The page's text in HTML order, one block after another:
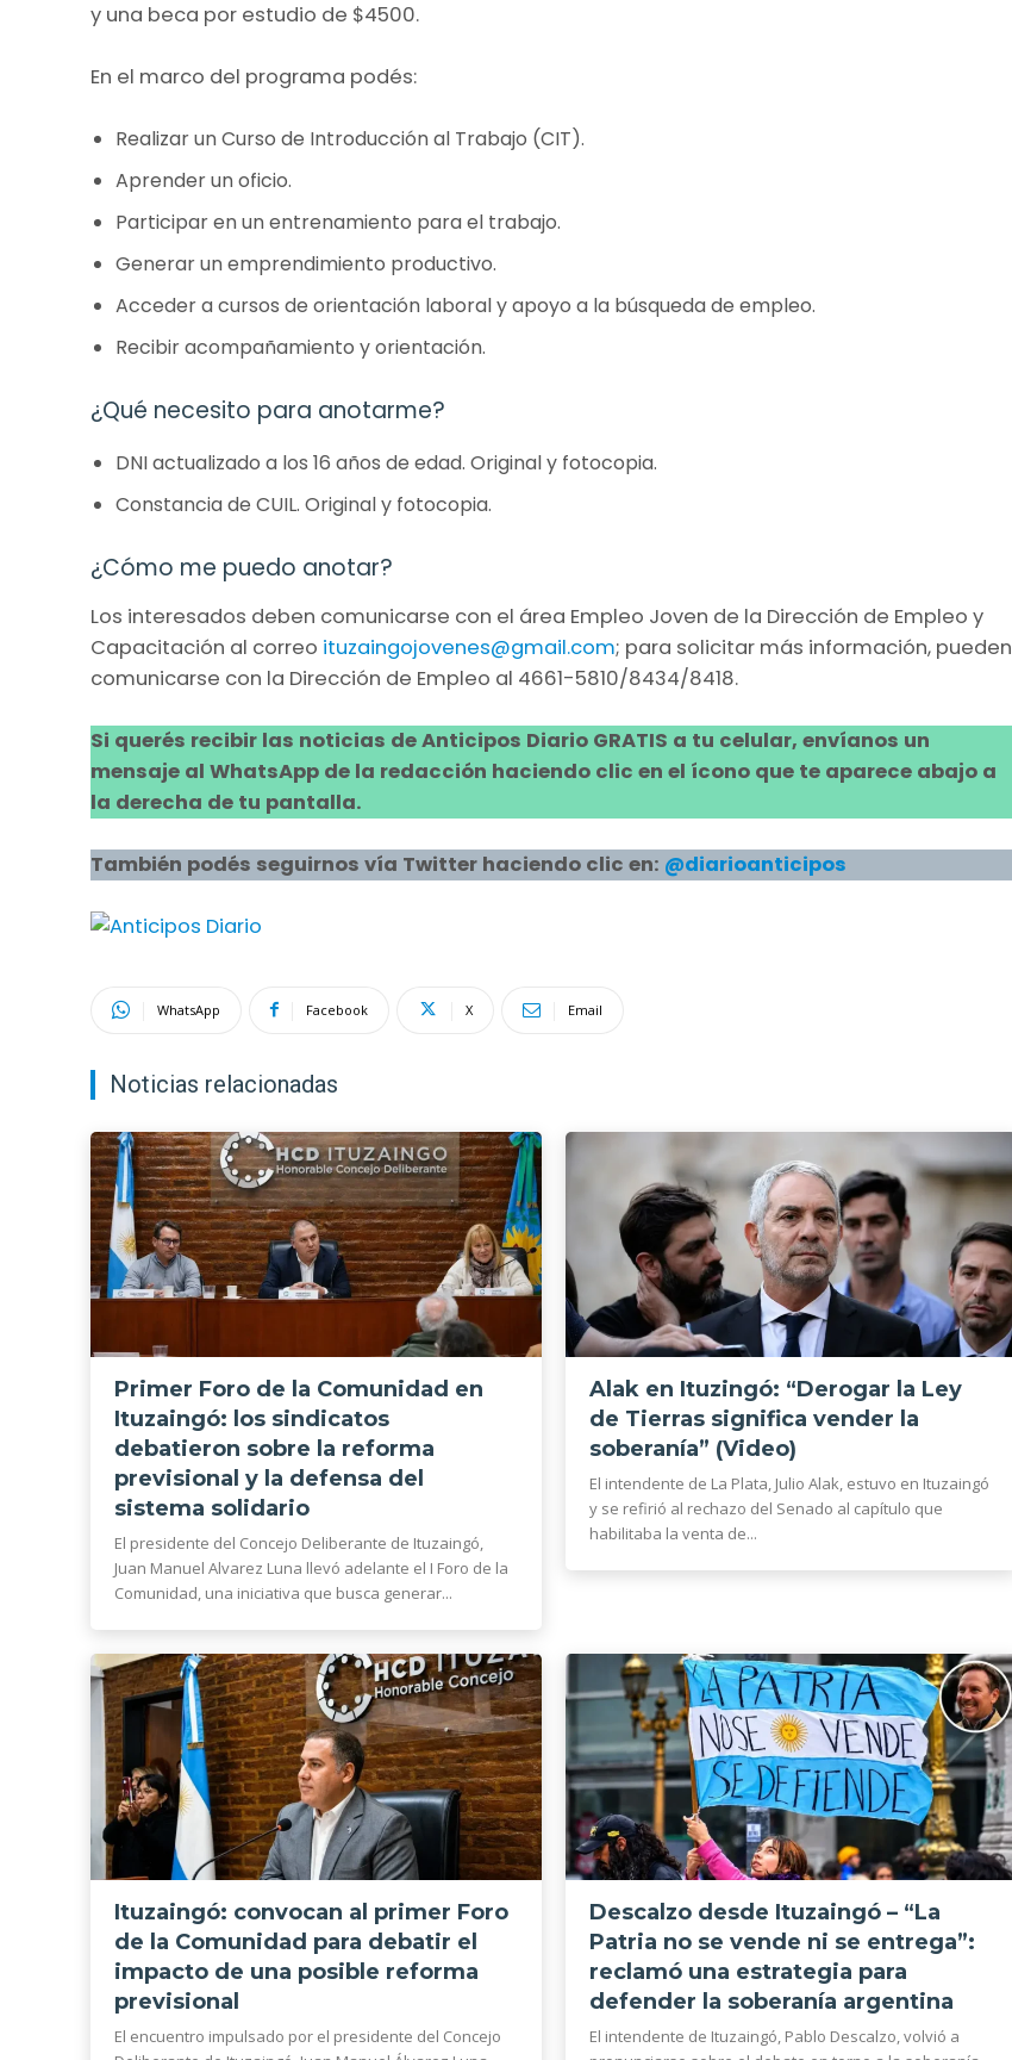
y una beca por estudio de $4500.
En el marco del programa podés:
Realizar un Curso de Introducción al Trabajo (CIT).
Aprender un oficio.
Participar en un entrenamiento para el trabajo.
Generar un emprendimiento productivo.
Acceder a cursos de orientación laboral y apoyo a la búsqueda de empleo.
Recibir acompañamiento y orientación.
¿Qué necesito para anotarme?
DNI actualizado a los 16 años de edad. Original y fotocopia.
Constancia de CUIL. Original y fotocopia.
¿Cómo me puedo anotar?
Los interesados deben comunicarse con el área Empleo Joven de la Dirección de Empleo y
Capacitación al correo ituzaingojovenes@gmail.com; para solicitar más información, pueden
comunicarse con la Dirección de Empleo al 4661-5810/8434/8418.
Si querés recibir las noticias de Anticipos Diario GRATIS a tu celular, envíanos un
mensaje al WhatsApp de la redacción haciendo clic en el ícono que te aparece abajo a
la derecha de tu pantalla.
También podés seguirnos vía Twitter haciendo clic en: @diarioanticipos
WhatsApp Facebook X Email
Noticias relacionadas
Primer Foro de la Comunidad en
Ituzaingó: los sindicatos
debatieron sobre la reforma
previsional y la defensa del
sistema solidario
El presidente del Concejo Deliberante de Ituzaingó,
Juan Manuel Alvarez Luna llevó adelante el I Foro de la
Comunidad, una iniciativa que busca generar...
Alak en Ituzingó: “Derogar la Ley
de Tierras significa vender la
soberanía” (Video)
El intendente de La Plata, Julio Alak, estuvo en Ituzaingó
y se refirió al rechazo del Senado al capítulo que
habilitaba la venta de...
Ituzaingó: convocan al primer Foro
de la Comunidad para debatir el
impacto de una posible reforma
previsional
El encuentro impulsado por el presidente del Concejo
Descalzo desde Ituzaingó – “La
Patria no se vende ni se entrega”:
reclamó una estrategia para
defender la soberanía argentina
El intendente de Ituzaingó, Pablo Descalzo, volvió a